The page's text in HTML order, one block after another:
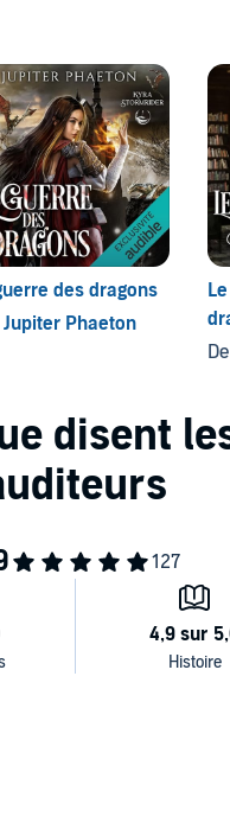
des dragons
Jupiter Phaeton